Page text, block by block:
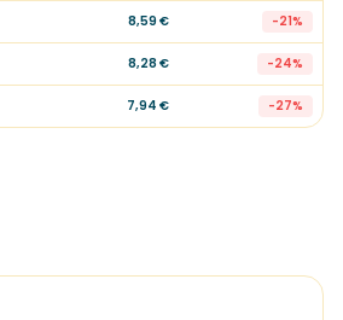
8,59 € -21%
8,28 € -24%
7,94 € -27%